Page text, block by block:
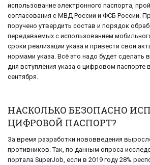
использование электронного паспорта,
согласования с МВД России и ФСБ России.
поручено утвердить состав и порядок
передаваемых с использованием
сроки реализации указа и привести свои
нормами указа. Всё это надо будет сделать
дня вступления указа о цифровом паспорте
сентября.
НАСКОЛЬКО БЕЗОПАСНО
ЦИФРОВОЙ ПАСПОРТ?
За время разработки нововведения
противников. Так, по данным опроса
портала SuperJob, если в 2019 году 28%